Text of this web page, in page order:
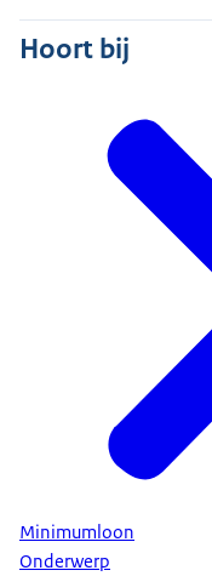
Hoort bij
Minimumloon
Onderwerp